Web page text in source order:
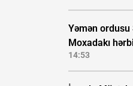
Yəmən ordusu
Moxadakı
14:53